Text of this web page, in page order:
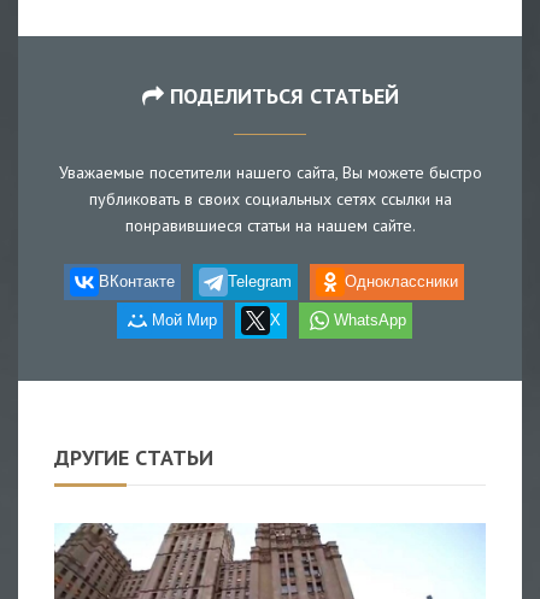
ПОДЕЛИТЬСЯ СТАТЬЕЙ
Уважаемые посетители нашего сайта, Вы можете быстро
публиковать в своих социальных сетях ссылки на
понравившиеся статьи на нашем сайте.
ВКонтакте Telegram Одноклассники
Мой Мир X WhatsApp
ДРУГИЕ СТАТЬИ